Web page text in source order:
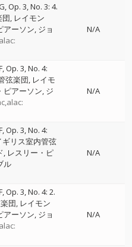
Op. 3, No. 3: 4.
団 レイモン
アーソン ジョ
N/A
Op. 3, No. 4:
弦楽団 レイモ
ピアーソン ジ
N/A
Op. 3, No. 4:
ギリス室内管弦
レスリー・ピ
ル
N/A
Op. 3, No. 4: 2.
団 レイモン
アーソン ジョ
N/A